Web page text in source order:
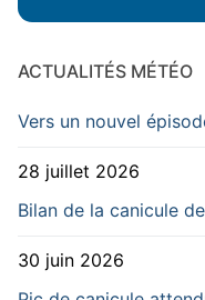
ACTUALITÉS MÉTÉO
Vers un nouvel
28 juillet 2026
Bilan de la canicule
30 juin 2026